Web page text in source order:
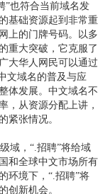
”也符合当前域名发
基础资源起到非常重
上的门牌号码。以多
重大突破，它克服了
大华人网民可以通过
文域名的普及与应
体发展。中文域名不
，从资源分配上讲，
紧张情况。
域，“.招聘”将给域
和全球中文市场所有
环境下，“.招聘”将
创新机会。